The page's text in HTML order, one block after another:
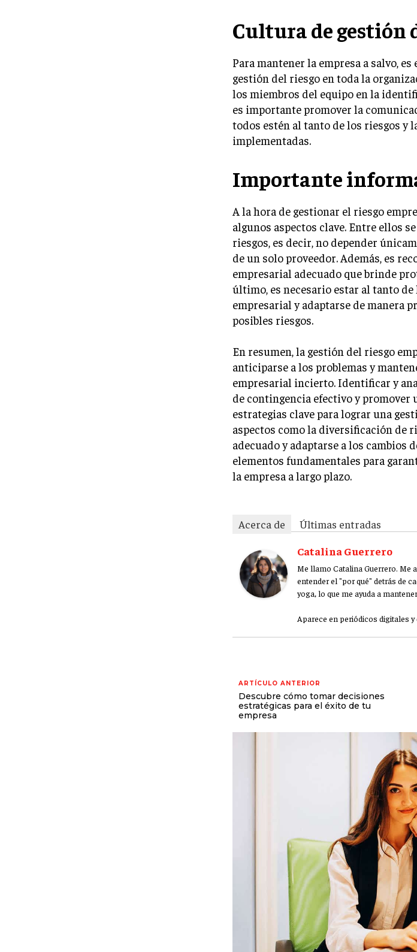
Cultura de gestión
Para mantener la empresa a salvo,
gestión del riesgo en toda la
los miembros del equipo en la
es importante promover la
todos estén al tanto de los riesgos y
implementadas.
Importante
A la hora de gestionar el riesgo
algunos aspectos clave. Entre ellos
riesgos, es decir, no depender
de un solo proveedor. Además, es
empresarial adecuado que brinde
último, es necesario estar al tanto
empresarial y adaptarse de manera
posibles riesgos.
En resumen, la gestión del riesgo
anticiparse a los problemas y
empresarial incierto. Identificar y
de contingencia efectivo y promover
estrategias clave para lograr una
aspectos como la diversificación de
adecuado y adaptarse a los cambios
elementos fundamentales para
la empresa a largo plazo.
Acerca de
Últimas entradas
Catalina Guerrero
Me llamo Catalina Guerrero. Me
entender el "por qué" detrás de
yoga, lo que me ayuda a
Aparece en periódicos digitales
ARTÍCULO ANTERIOR
Descubre cómo tomar decisiones
estratégicas para el éxito de tu
empresa